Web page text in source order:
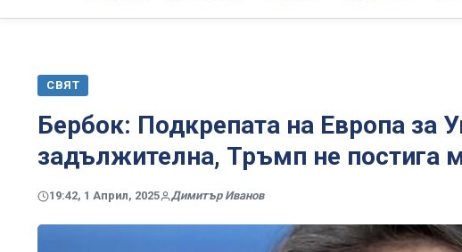
СВЯТ
Бербок: Подкрепата на Европа за
задължителна, Тръмп не постига
19:42, 1 Април, 2025 Димитър Иванов